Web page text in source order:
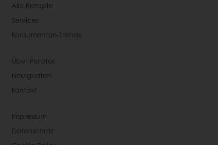
Alle Rezepte
Services
Konsumenten-Trends
Über Puratos
Neuigkeiten
Kontakt
Impressum
Datenschutz